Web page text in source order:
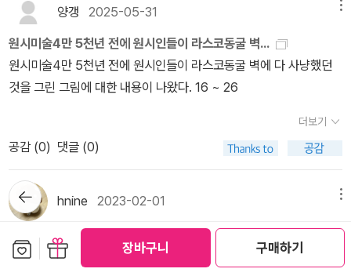
장바구니 구매하기
하는구나. 그런데 왕들 중에 일찍 죽어 왕 취급을 제대로 맞지 못한 투
탕카멘의 무덤만이 도굴되지 않고 있다가 1922년에 발굴되었는데,
그 안에는 고대 이집트의 보물들이 잔뜩 있었고, 투탕카멘의 가면이
유명해지게 되었단다.큰 영향력이 없었던 왕이었던 투탕카멘의무덤
았다면, 엄청난 고대 미술 작품들을 볼 수 있었을 텐데 아쉽구나. 신왕
국시대가 전성기라고 했는데, 그 중에서 최고의 전성기를 누린 왕은
너무 유명한 람세스 2세라고 하는구나. 람세스 2세는그냥 람세스라
고 부르며 영화나 소설에서 많이 다룰 만큼 유명하지. 그는 자신의 권
력을 위시하기 위해거대한 건축물을 지었는데, 대표적인 것은 카르나
크 대신전과 아부심벨 신전이란다. 그곳에서 고대 이집트의 미술 작
품들을 감상할 수 있다고 하는구나.…고대 이집트 왕국의 생활을 풀
om.com/francelascaux.htm무엇보다 이 책은 미술에 대해 참신
하고 깊이 있는 시각을 제시한다. 미술사라는 같은 주제를 다루기 때
문에 미술 통사들은 서로 비슷비슷한 내용을 다룰 수밖에 없다. 하지
만 이 책은 다른 미술 통사들이 지나쳤던 지점들을 짚어보면서 '미술
제시한다. 청자가 (독자들이 던질 만한) 질문을 던지면 저자가 답하는
형식은 이 참신한 시각을 더욱 더 효과적으로 이끌어낸다. 청자(그리
고 독자)는 기존의 시각이나 상식, 고정관념에서 비롯된 질문을 하
면, 저자는 청자와 독자가 미처 생각하지 못했던 부분을 짚어주며 대
답한다. 질문과 대답을 통해 독자가 또 다른 방향에서 볼 수 있도록 자
연스럽게 유도하는 것이다. 이러한 장점들 덕분에 『난생 처음 한 번
공부하는 미술 이야기』 시리즈는 1권이 21쇄까지 증쇄되고, 다음 권
양갱 2025-05-31
원시미술4만 5천년 전에 원시인들이 라스코동굴 벽...
원시미술4만 5천년 전에 원시인들이 라스코동굴 벽에 다 사냥했던
것을 그린 그림에 대한 내용이 나왔다. 16 ~ 26
더보기
공감 (0) 댓글 (0)
hnine 2023-02-01
과거만 있고 미래는 없다고 하는 나라
1. 초등학교 다닐 때 소년중앙이라는 어린이잡지가 있었다. - 사진은
뒤로가
기